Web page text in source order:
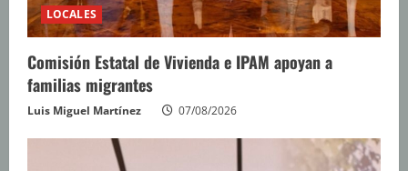
LOCALES
Comisión Estatal de Vivienda e IPAM apoyan a
familias migrantes
Luis Miguel Martínez 07/08/2026